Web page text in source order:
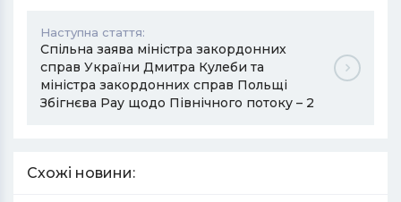
Наступна стаття:
Спільна заява міністра закордонних
справ України Дмитра Кулеби та
міністра закордонних справ Польщі
Збігнєва Рау щодо Північного потоку – 2
Схожі новини: